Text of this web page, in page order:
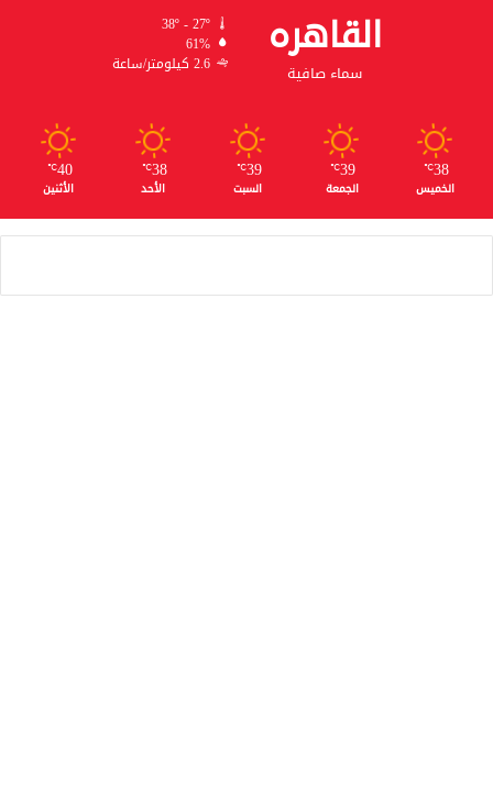
القاهره
سماء صافية
38º - 27º
61%
2.6 كيلومتر/ساعة
38
℃
الخميس
39
℃
الجمعة
39
℃
السبت
38
℃
الأحد
40
℃
الأثنين